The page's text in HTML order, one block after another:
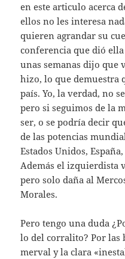
en este articulo acerca
ellos no les interesa
quieren agrandar su
conferencia que dió
unas semanas dijo que
hizo, lo que demuestra
país. Yo, la verdad, no
pero si seguimos de la
ser, o se podría decir
de las potencias
Estados Unidos,
Además el izquierdista
pero solo daña al
Morales.
Pero tengo una duda
lo del corralito? Por las
merval y la clara